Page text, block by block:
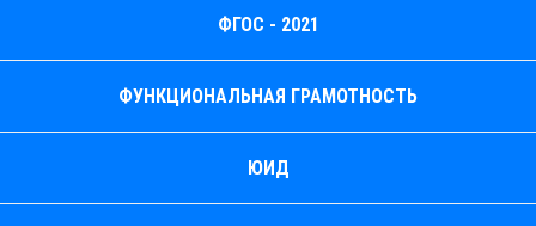
ФГОС - 2021
ФУНКЦИОНАЛЬНАЯ ГРАМОТНОСТЬ
ЮИД